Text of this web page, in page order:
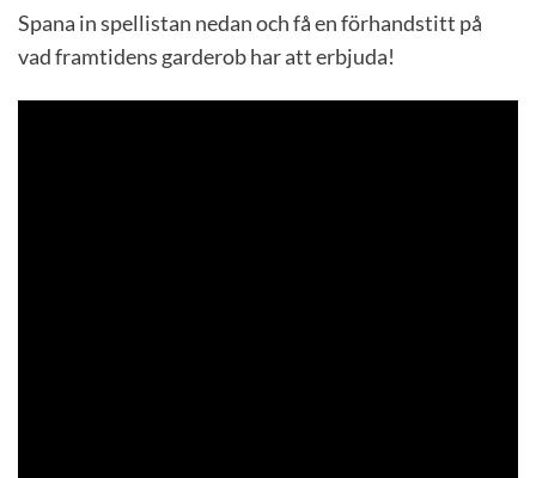
Spana in spellistan nedan och få en förhandstitt på
vad framtidens garderob har att erbjuda!